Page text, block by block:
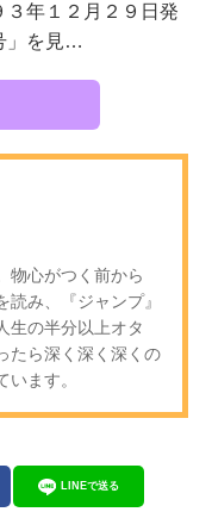
年１２月２９日発
」を見…
物心がつく前から
読み、『ジャンプ』
生の半分以上オタ
たら深く深く深くの
ます。
LINEで送る